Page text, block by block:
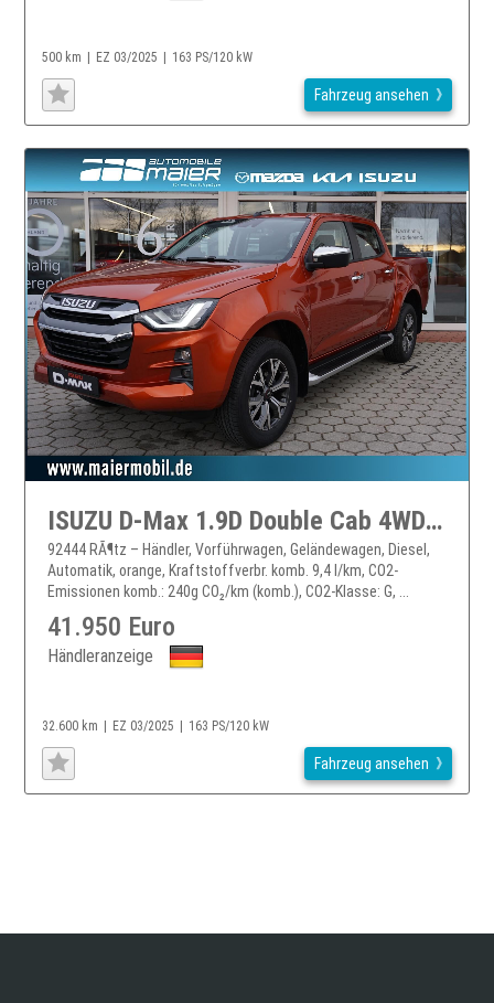
500 km EZ 03/2025 163 PS/120 kW
Fahrzeug ansehen
ISUZU D-Max 1.9D Double Cab 4WD LSE *LED*KAMERA*AKTION
92444 RÃ¶tz – Händler, Vorführwagen, Geländewagen, Diesel,
Automatik, orange, Kraftstoffverbr. komb. 9,4 l/km, CO2-
Emissionen komb.: 240g CO₂/km (komb.), CO2-Klasse: G, ...
41.950 Euro
Händleranzeige
32.600 km EZ 03/2025 163 PS/120 kW
Fahrzeug ansehen